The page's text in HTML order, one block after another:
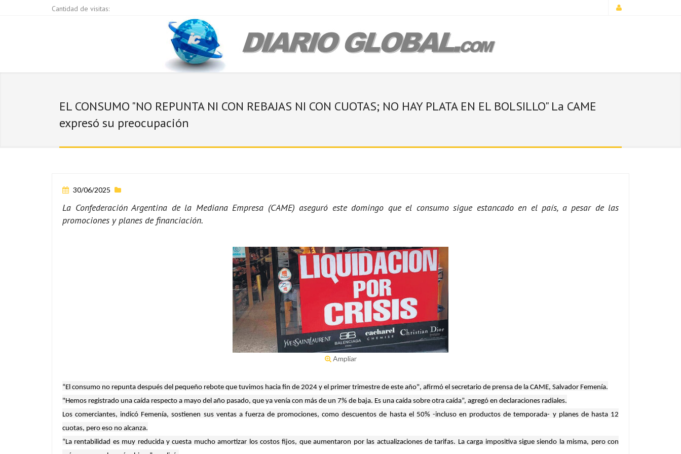
Cantidad de visitas:
EL CONSUMO "NO REPUNTA NI CON REBAJAS NI CON CUOTAS; NO HAY PLATA EN EL BOLSILLO" La CAME
expresó su preocupación
30/06/2025
La Confederación Argentina de la Mediana Empresa (CAME) aseguró este domingo que el consumo sigue estancado en el país, a pesar de las
promociones y planes de financiación.
Ampliar
“El consumo no repunta después del pequeño rebote que tuvimos hacia fin de 2024 y el primer trimestre de este año", afirmó el secretario de prensa de la CAME, Salvador Femenía.
"Hemos registrado una caída respecto a mayo del año pasado, que ya venía con más de un 7% de baja. Es una caída sobre otra caída”, agregó en declaraciones radiales.
Los comerciantes, indicó Femenía, sostienen sus ventas a fuerza de promociones, como descuentos de hasta el 50% -incluso en productos de temporada- y planes de hasta 12
cuotas, pero eso no alcanza.
“La rentabilidad es muy reducida y cuesta mucho amortizar los costos fijos, que aumentaron por las actualizaciones de tarifas. La carga impositiva sigue siendo la misma, pero con